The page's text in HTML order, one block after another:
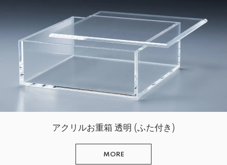
アクリルお重箱 透明 (ふた付き)
MORE